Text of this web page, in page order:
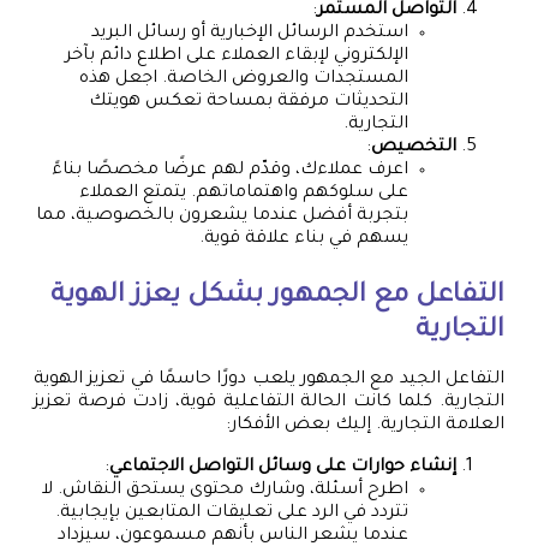
التواصل المستمر:
استخدم الرسائل الإخبارية أو رسائل البريد
الإلكتروني لإبقاء العملاء على اطلاع دائم بآخر
المستجدات والعروض الخاصة. اجعل هذه
التحديثات مرفقة بمساحة تعكس هويتك
التجارية.
التخصيص:
اعرف عملاءك، وقدّم لهم عرضًا مخصصًا بناءً
على سلوكهم واهتماماتهم. يتمتع العملاء
بتجربة أفضل عندما يشعرون بالخصوصية، مما
يسهم في بناء علاقة قوية.
التفاعل مع الجمهور بشكل يعزز الهوية
التجارية
التفاعل الجيد مع الجمهور يلعب دورًا حاسمًا في تعزيز الهوية
التجارية. كلما كانت الحالة التفاعلية قوية، زادت فرصة تعزيز
العلامة التجارية. إليك بعض الأفكار:
إنشاء حوارات على وسائل التواصل الاجتماعي:
اطرح أسئلة، وشارك محتوى يستحق النقاش. لا
تتردد في الرد على تعليقات المتابعين بإيجابية.
عندما يشعر الناس بأنهم مسموعون، سيزداد